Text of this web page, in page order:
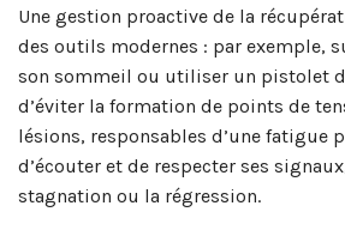
Une gestion proactive de la
des outils modernes : par exemple,
son sommeil ou utiliser un pistolet
d’éviter la formation de points de
lésions, responsables d’une fatigue
d’écouter et de respecter ses
stagnation ou la régression.